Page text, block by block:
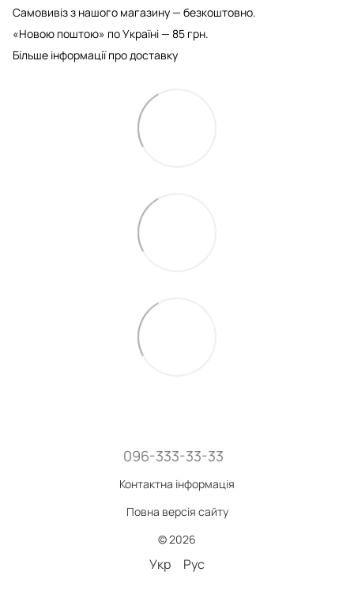
Самовивіз з нашого магазину — безкоштовно.
«Новою поштою» по Україні — 85 грн.
Більше інформації про доставку
096-333-33-33
Контактна інформація
Повна версія сайту
© 2026
Укр Рус